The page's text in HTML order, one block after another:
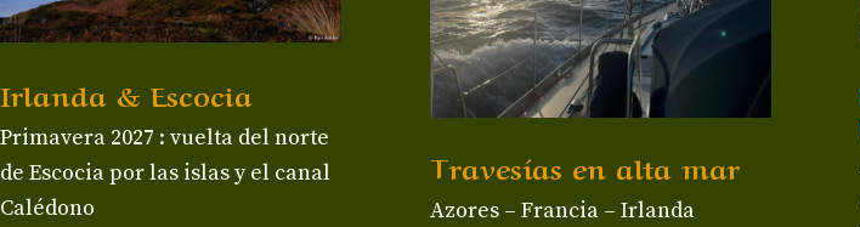
Irlanda & Escocia
Primavera 2027 : vuelta del norte
de Escocia por las islas y el canal
Calédono
Travesías en alta mar
Azores – Francia – Irlanda